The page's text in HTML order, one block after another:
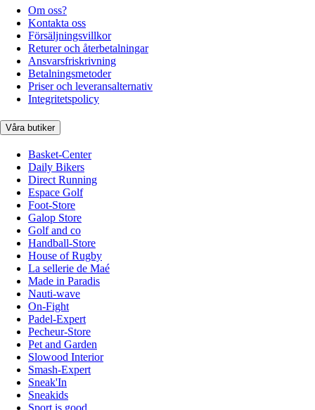
Om oss?
Kontakta oss
Försäljningsvillkor
Returer och återbetalningar
Ansvarsfriskrivning
Betalningsmetoder
Priser och leveransalternativ
Integritetspolicy
Våra butiker
Basket-Center
Daily Bikers
Direct Running
Espace Golf
Foot-Store
Galop Store
Golf and co
Handball-Store
House of Rugby
La sellerie de Maé
Made in Paradis
Nauti-wave
On-Fight
Padel-Expert
Pecheur-Store
Pet and Garden
Slowood Interior
Smash-Expert
Sneak'In
Sneakids
Sport is good